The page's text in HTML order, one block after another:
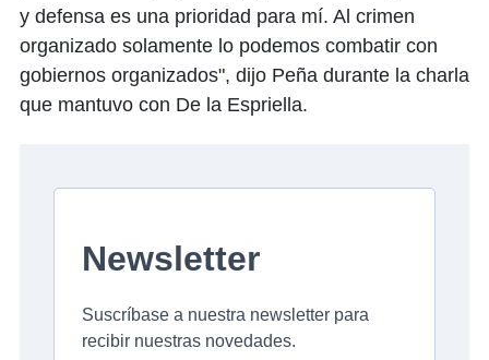
y defensa es una prioridad para mí. Al crimen
organizado solamente lo podemos combatir con
gobiernos organizados", dijo Peña durante la charla
que mantuvo con De la Espriella.